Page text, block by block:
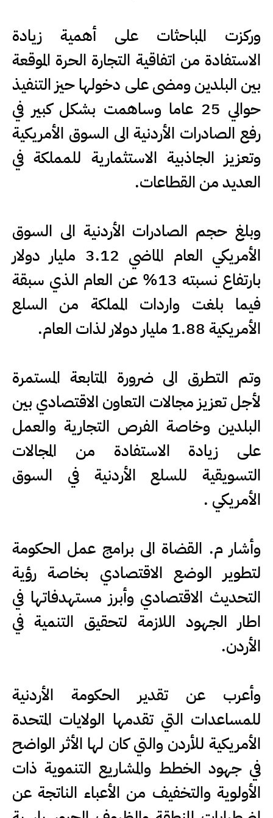
وركزت المباحثات على أهمية زيادة
الاستفادة من اتفاقية التجارة الحرة الموقعة
بين البلدين ومضى على دخولها حيز التنفيذ
حوالي 25 عاما وساهمت بشكل كبير في
رفع الصادرات الأردنية الى السوق الأمريكية
وتعزيز الجاذبية الاستثمارية للمملكة في
العديد من القطاعات.
وبلغ حجم الصادرات الأردنية الى السوق
الأمريكي العام الماضي 3.12 مليار دولار
بارتفاع نسبته 13% عن العام الذي سبقة
فيما بلغت واردات المملكة من السلع
الأمريكية 1.88 مليار دولار لذات العام.
وتم التطرق الى ضرورة المتابعة المستمرة
لأجل تعزيز مجالات التعاون الاقتصادي بين
البلدين وخاصة الفرص التجارية والعمل
على زيادة الاستفادة من المجالات
التسويقية للسلع الأردنية في السوق
الأمريكي .
وأشار م. القضاة الى برامج عمل الحكومة
لتطوير الوضع الاقتصادي بخاصة رؤية
التحديث الاقتصادي وأبرز مستهدفاتها في
اطار الجهود اللازمة لتحقيق التنمية في
الأردن.
وأعرب عن تقدير الحكومة الأردنية
للمساعدات التي تقدمها الولايات المتحدة
الأمريكية للأردن والتي كان لها الأثر الواضح
في جهود الخطط والمشاريع التنموية ذات
الأولوية والتخفيف من الأعباء الناتجة عن